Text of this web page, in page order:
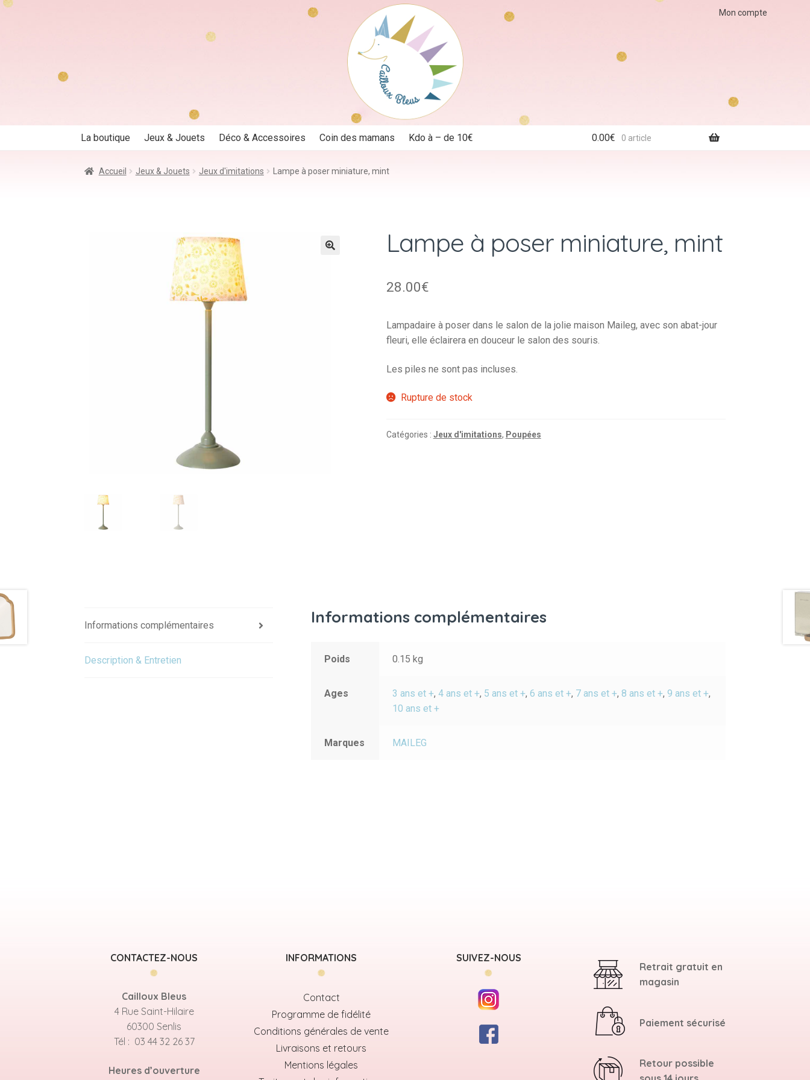
Mon compte
La boutique Jeux & Jouets Déco & Accessoires Coin des mamans Kdo à – de 10€ 0.00€ 0 article
Accueil Jeux & Jouets Jeux d'imitations Lampe à poser miniature, mint
Lampe à poser miniature, mint
28.00€
Lampadaire à poser dans le salon de la jolie maison Maileg, avec son abat-jour
fleuri, elle éclairera en douceur le salon des souris.
Les piles ne sont pas incluses.
Rupture de stock
Catégories : Jeux d'imitations, Poupées
Informations complémentaires
Description & Entretien
Informations complémentaires
Poids 0.15 kg
Ages 3 ans et +,4 ans et +, 5 ans et +,6 ans et +, 7 ans et +,8 ans et +,9 ans et +,
10 ans et +
Marques MAILEG
CONTACTEZ-NOUS
Cailloux Bleus
4 Rue Saint-Hilaire
60300 Senlis
Tél : 03 44 32 26 37
Heures d’ouverture
INFORMATIONS
Contact
Programme de fidélité
Conditions générales de vente
Livraisons et retours
Mentions légales
SUIVEZ-NOUS
Retrait gratuit en
magasin
Paiement sécurisé
Retour possible